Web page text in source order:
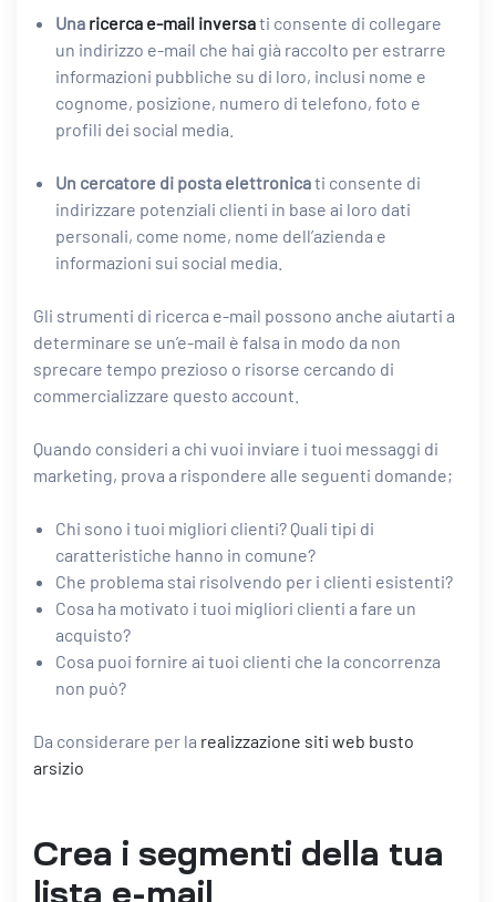
Una ricerca e-mail inversati consente di collegare
un indirizzo e-mail che hai già raccolto per estrarre
informazioni pubbliche su di loro, inclusi nome e
cognome, posizione, numero di telefono, foto e
profili dei social media.
Un cercatore di posta elettronicati consente di
indirizzare potenziali clienti in base ai loro dati
personali, come nome, nome dell’azienda e
informazioni sui social media.
Gli strumenti di ricerca e-mail possono anche aiutarti a
determinare se un’e-mail è falsa in modo da non
sprecare tempo prezioso o risorse cercando di
commercializzare questo account.
Quando consideri a chi vuoi inviare i tuoi messaggi di
marketing, prova a rispondere alle seguenti domande;
Chi sono i tuoi migliori clienti? Quali tipi di
caratteristiche hanno in comune?
Che problema stai risolvendo per i clienti esistenti?
Cosa ha motivato i tuoi migliori clienti a fare un
acquisto?
Cosa puoi fornire ai tuoi clienti che la concorrenza
non può?
Da considerare per la realizzazione siti web busto
arsizio
Crea i segmenti della tua
lista e-mail